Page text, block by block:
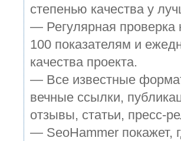
степенью качества у
— Регулярная проверка
100 показателям и
качества проекта.
— Все известные
вечные ссылки,
отзывы, статьи, пресс-
— SeoHammer покажет,